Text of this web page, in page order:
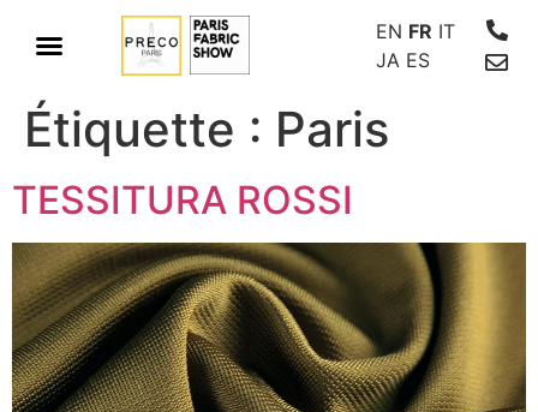
EN FR IT
JA ES
Étiquette : Paris
TESSITURA ROSSI